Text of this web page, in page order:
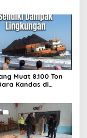
Muat 8.100 Ton
Kandas di